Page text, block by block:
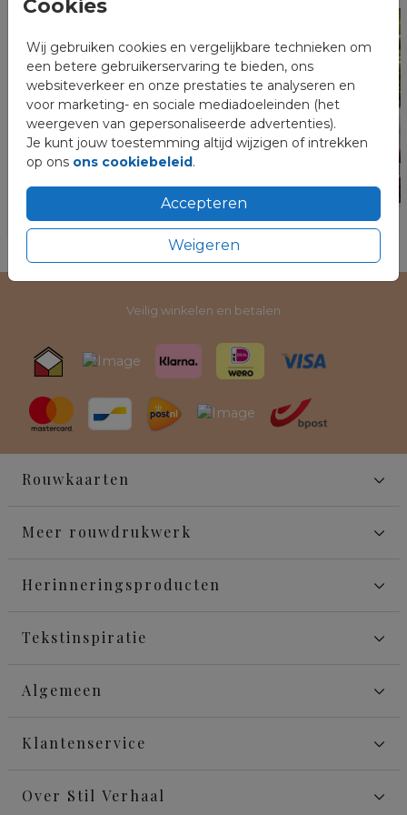
Cookies
Wij gebruiken cookies en vergelijkbare technieken om
een betere gebruikerservaring te bieden, ons
websiteverkeer en onze prestaties te analyseren en
voor marketing- en sociale mediadoeleinden (het
weergeven van gepersonaliseerde advertenties).
Je kunt jouw toestemming altijd wijzigen of intrekken
op ons ons cookiebeleid.
Accepteren
Weigeren
Complete rouwhuisstijl
Veilig winkelen en betalen
Rouwkaarten
Meer rouwdrukwerk
Herinneringsproducten
Tekstinspiratie
Algemeen
Klantenservice
Over Stil Verhaal